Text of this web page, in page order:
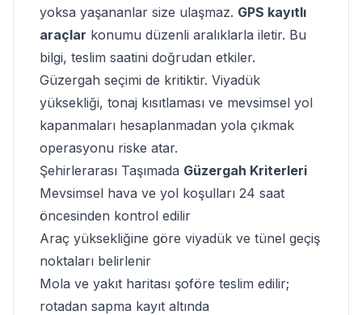
yoksa yaşananlar size ulaşmaz. GPS kayıtlı
araçlar konumu düzenli aralıklarla iletir. Bu
bilgi, teslim saatini doğrudan etkiler.
Güzergah seçimi de kritiktir. Viyadük
yüksekliği, tonaj kısıtlaması ve mevsimsel yol
kapanmaları hesaplanmadan yola çıkmak
operasyonu riske atar.
Şehirlerarası Taşımada Güzergah Kriterleri
Mevsimsel hava ve yol koşulları 24 saat
öncesinden kontrol edilir
Araç yüksekliğine göre viyadük ve tünel geçiş
noktaları belirlenir
Mola ve yakıt haritası şoföre teslim edilir;
rotadan sapma kayıt altında